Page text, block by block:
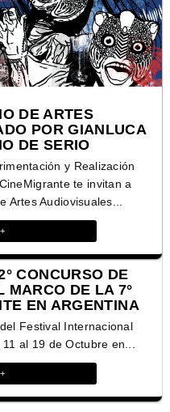
DE ARTES
POR GIANLUCA
DE SERIO
y Realización
te invitan a
Artes Audiovisuales...
CONCURSO DE
MARCO DE LA 7°
EN ARGENTINA
Festival Internacional
al 19 de Octubre en...